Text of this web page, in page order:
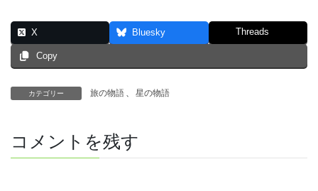
X Bluesky Threads
Copy
カテゴリー 旅の物語 星の物語
コメントを残す